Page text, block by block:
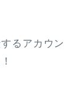
るアカウン